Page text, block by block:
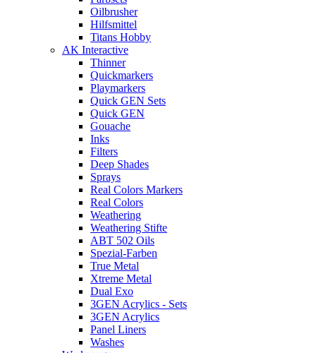
Oilbrusher
Hilfsmittel
Titans Hobby
AK Interactive
Thinner
Quickmarkers
Playmarkers
Quick GEN Sets
Quick GEN
Gouache
Inks
Filters
Deep Shades
Sprays
Real Colors Markers
Real Colors
Weathering
Weathering Stifte
ABT 502 Oils
Spezial-Farben
True Metal
Xtreme Metal
Dual Exo
3GEN Acrylics - Sets
3GEN Acrylics
Panel Liners
Washes